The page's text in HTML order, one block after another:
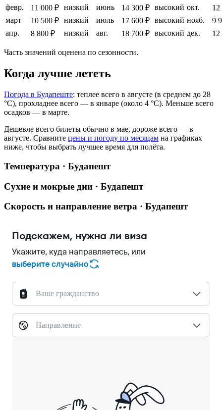
февр.
11 000 ₽ низкий июнь 14 300 ₽ высокий окт.
12
март
10 500 ₽ низкий июль 17 600 ₽ высокий нояб.
9
апр.
8 800 ₽ низкий авг. 18 700 ₽ высокий дек. 12
Часть значений оценена по сезонности.
Когда лучше лететь
Погода в Будапеште: теплее всего в августе (в среднем до 28
°C), прохладнее всего — в январе (около 4 °C). Меньше всего
осадков — в марте.
Дешевле всего билеты обычно в мае, дороже всего — в
августе. Сравните цены и погоду по месяцам на графиках
ниже, чтобы выбрать лучшее время для полёта.
Температура · Будапешт
Сухие и мокрые дни · Будапешт
Скорость и направление ветра · Будапешт
Подскажем, нужна ли виза
Укажите, куда направляетесь, или
выберите случайно
Ваше гражданство
Направление